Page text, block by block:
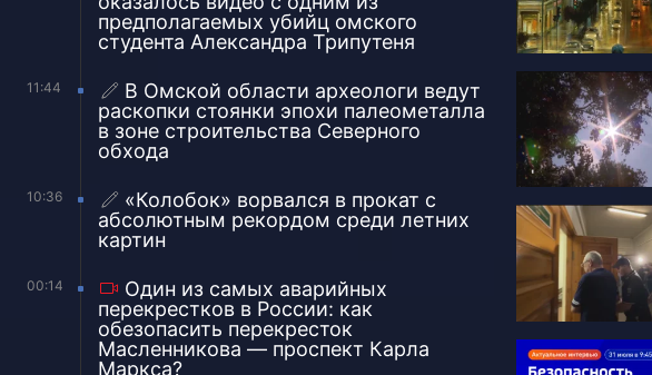
предполагаемых убийц омского
студента Александра Трипутеня
11:44
В Омской области археологи ведут
раскопки стоянки эпохи палеометалла
в зоне строительства Северного
обхода
10:36
«Колобок» ворвался в прокат с
абсолютным рекордом среди летних
картин
00:14
Один из самых аварийных
перекрестков в России: как
обезопасить перекресток
Масленникова — проспект Карла
Маркса?